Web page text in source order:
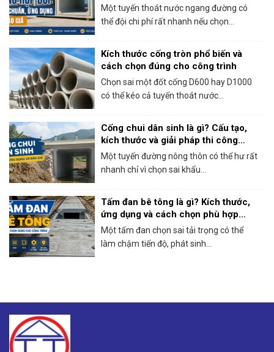
Một tuyến thoát nước ngang đường có
thể đội chi phí rất nhanh nếu chọn...
Kích thước cống tròn phổ biến và
cách chọn đúng cho công trình
Chọn sai một đốt cống D600 hay D1000
có thể kéo cả tuyến thoát nước...
Cống chui dân sinh là gì? Cấu tạo,
kích thước và giải pháp thi công
thực tế
Một tuyến đường nông thôn có thể hư rất
nhanh chỉ vì chọn sai khẩu...
Tấm đan bê tông là gì? Kích thước,
ứng dụng và cách chọn phù hợp
công trình
Một tấm đan chọn sai tải trọng có thể
làm chậm tiến độ, phát sinh...